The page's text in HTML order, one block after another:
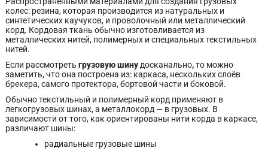
колес: резина, которая производится из натуральных и
синтетических каучуков, и проволочный или металлический
корд. Кордовая ткань обычно изготовливается из
металлических нитей, полимерных и специальных текстильных
нитей.
Если рассмотреть грузовую шину досканально,то можно
заметить, что она построена из: каркаса, нескольких слоёв
брекера, самого протектора, бортовой части и боковой.
Обычно текстильный и полимерный корд применяют в
легкогрузовых шинах, а металлокорд — в грузовых. В
зависимости от того, как ориентированы нити корда в каркасе,
различают шины:
радиальные грузовые шины